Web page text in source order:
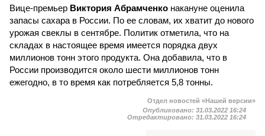
Вице-премьер Виктория Абрамченко накануне оценила
запасы сахара в России. По ее словам, их хватит до нового
урожая свеклы в сентябре. Политик отметила, что на
складах в настоящее время имеется порядка двух
миллионов тонн этого продукта. Она добавила, что в
России производится около шести миллионов тонн
ежегодно, в то время как потребляется 5,8 тонны.
Отдел новостей «Нашей версии»
Опубликовано: 31.03.2022 16:24
Отредактировано: 31.03.2022 16:24